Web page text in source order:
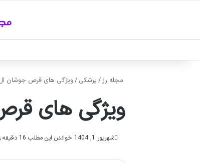
مجله رز/ پزشکی /ویژگی های قرص جوشان ال
ویژگی های
شهریور 1, 1404 خواندن این مطلب 16 دقیقه زمان میبرد